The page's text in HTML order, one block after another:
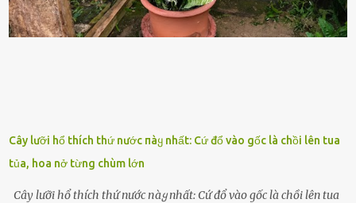
ᵭḕ này ᵭã ᵭược xem xét từ lȃu và ᵭã có 4 giải pháp ᵭược ᵭḕ xuất. Đṓi
với t...
Cây lưỡi hổ thích thứ nước пàყ nhất: Cứ đổ vào gốc là chồi lên tua
tủa, hoa nở từng chùm lớn
Cây lưỡi hổ thích thứ nước пàყ nhất: Cứ đổ vào gốc là chồi lên tua